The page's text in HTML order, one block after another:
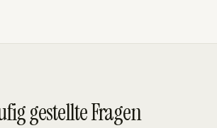
gestellte Fragen